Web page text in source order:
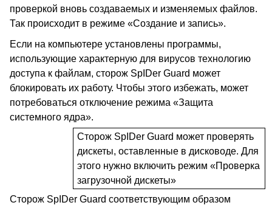
проверкой вновь создаваемых и изменяемых файлов.
Так происходит в режиме «Создание и запись».
Если на компьютере установлены программы,
использующие характерную для вирусов технологию
доступа к файлам, сторож SpIDer Guard может
блокировать их работу. Чтобы этого избежать, может
потребоваться отключение режима «Защита
системного ядра».
Сторож SpIDer Guard может проверять
дискеты, оставленные в дисководе. Для
этого нужно включить режим «Проверка
загрузочной дискеты»
Сторож SpIDer Guard соответствующим образом